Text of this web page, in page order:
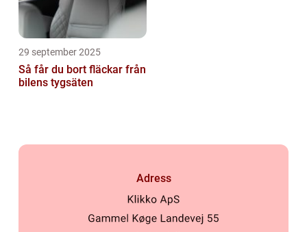
29 september 2025
Så får du bort fläckar från
bilens tygsäten
Adress